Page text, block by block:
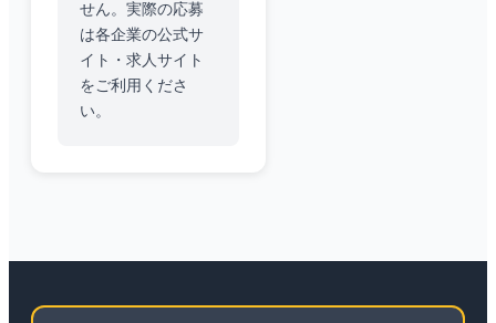
せん。実際の応募
は各企業の公式サ
イト・求人サイト
をご利用くださ
い。